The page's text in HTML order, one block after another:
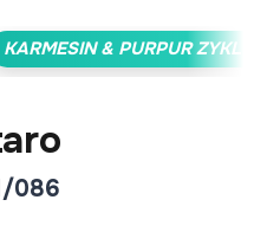
KARMESIN & PURPUR ZYKLUS
086